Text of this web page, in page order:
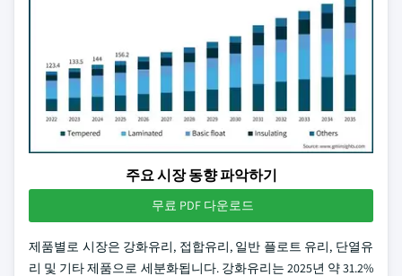
주요 시장 동향 파악하기
무료 PDF 다운로드
제품별로 시장은 강화유리, 접합유리, 일반 플로트 유리, 단열유
리 및 기타 제품으로 세분화됩니다. 강화유리는 2025년 약 31.2%